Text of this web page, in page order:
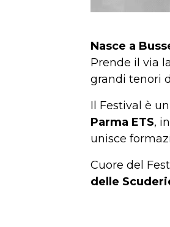
Nasce a
Prende il via
grandi tenori
Il Festival è
Parma ETS,
unisce
Cuore del
delle